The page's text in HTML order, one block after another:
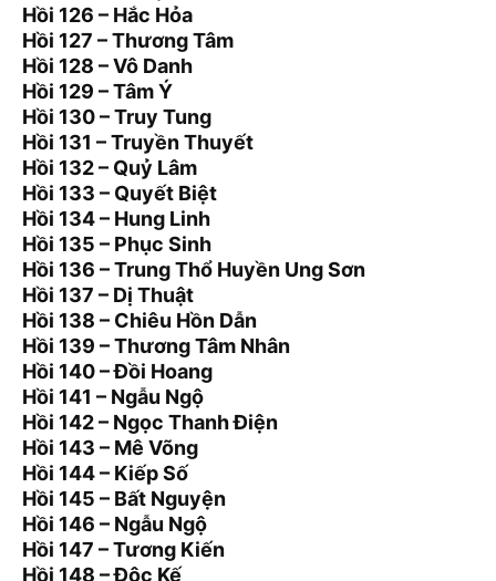
Hồi 126 – Hắc Hỏa
Hồi 127 – Thương Tâm
Hồi 128 – Vô Danh
Hồi 129 – Tâm Ý
Hồi 130 – Truy Tung
Hồi 131 – Truyền Thuyết
Hồi 132 – Quỷ Lâm
Hồi 133 – Quyết Biệt
Hồi 134 – Hung Linh
Hồi 135 – Phục Sinh
Hồi 136 – Trung Thổ Huyền Ung Sơn
Hồi 137 – Dị Thuật
Hồi 138 – Chiêu Hồn Dẫn
Hồi 139 – Thương Tâm Nhân
Hồi 140 – Đồi Hoang
Hồi 141 – Ngẫu Ngộ
Hồi 142 – Ngọc Thanh Điện
Hồi 143 – Mê Võng
Hồi 144 – Kiếp Số
Hồi 145 – Bất Nguyện
Hồi 146 – Ngẫu Ngộ
Hồi 147 – Tương Kiến
Hồi 148 – Độc Kế